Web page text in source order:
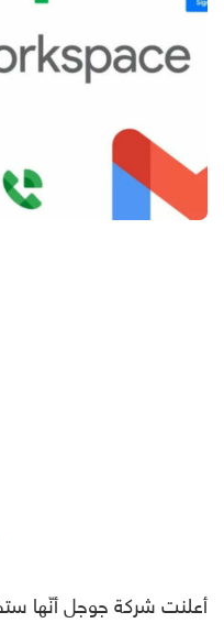
أعلنت شركة جوجل أنّها